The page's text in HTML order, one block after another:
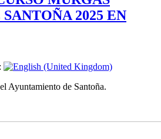
2025 EN
Ayuntamiento de Santoña.